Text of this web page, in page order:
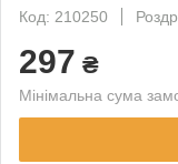
Код: 210250
297 ₴
Мінімальна сума